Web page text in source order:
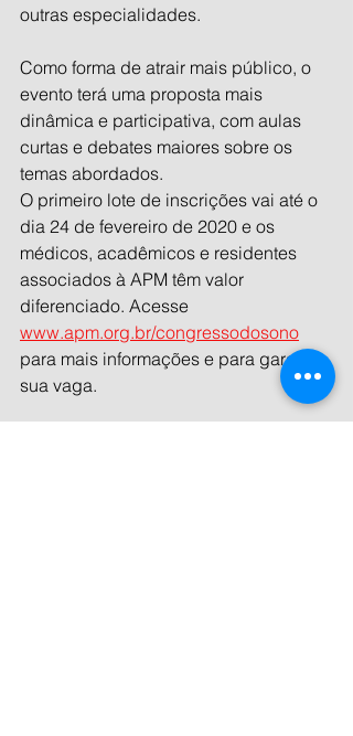
outras especialidades.
Como forma de atrair mais público, o
evento terá uma proposta mais
dinâmica e participativa, com aulas
curtas e debates maiores sobre os
temas abordados.
O primeiro lote de inscrições vai até o
dia 24 de fevereiro de 2020 e os
médicos, acadêmicos e residentes
associados à APM têm valor
diferenciado. Acesse
www.apm.org.br/congressodosono
para mais informações e para garantir
sua vaga.